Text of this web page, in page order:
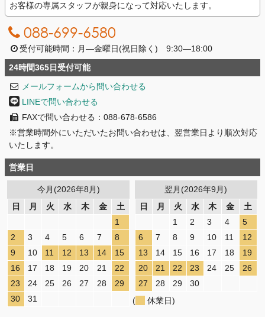
お客様の専属スタッフが親身になって対応いたします。
088-699-6580
受付可能時間：月―金曜日(祝日除く) 9:30―18:00
24時間365日受付可能
メールフォームから問い合わせる
LINEで問い合わせる
FAXで問い合わせる：088-678-6586
※営業時間外にいただいたお問い合わせは、翌営業日より順次対応
いたします。
営業日
今月(2026年8月)
日
月 火 水 木 金
土
1
2
3 4 5 6 7
8
9
10 11 12 13 14
15
16
17 18 19 20 21
22
23
24 25 26 27 28
29
30
31
翌月(2026年9月)
日
月 火 水 木 金
土
1
2 3 4
5
6
7 8 9 10 11
12
13
14 15 16 17 18
19
20
21 22 23 24 25
26
27
28 29
30
(
休業日)